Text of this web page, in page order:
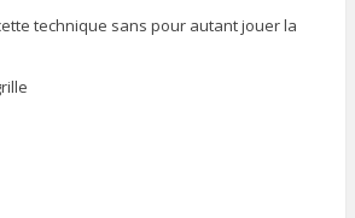
technique sans pour autant jouer la